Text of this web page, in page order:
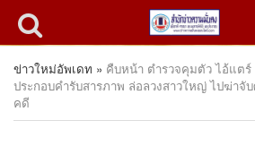
ข่าวใหม่อัพเดท » คืบหน้า ตำรวจคุมตัว ไอ้แต
ประกอบคำรับสารภาพ ล่อลวงสาวใหญ่ ไปฆ่าจั
คดี